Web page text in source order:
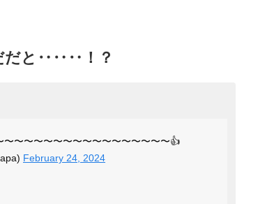
だと‥‥‥！？
〜〜〜〜〜〜〜〜〜〜〜〜〜〜〜〜👍
February 24, 2024